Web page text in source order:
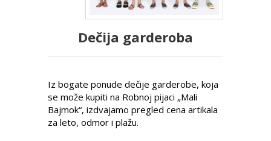
Dečija garderoba
Iz bogate ponude dečije garderobe, koja
se može kupiti na Robnoj pijaci „Mali
Bajmok“, izdvajamo pregled cena artikala
za leto, odmor i plažu.